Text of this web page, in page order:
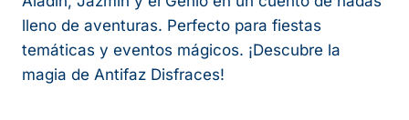
lleno de aventuras. Perfecto para fiestas
temáticas y eventos mágicos. ¡Descubre la
magia de Antifaz Disfraces!